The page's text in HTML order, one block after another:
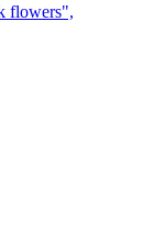
flowers",